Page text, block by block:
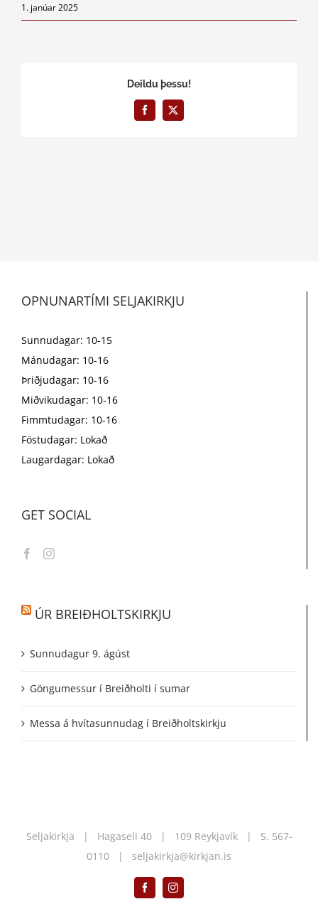
1. janúar 2025
Deildu þessu!
Facebook
X
OPNUNARTÍMI SELJAKIRKJU
Sunnudagar: 10-15
Mánudagar: 10-16
Þriðjudagar: 10-16
Miðvikudagar: 10-16
Fimmtudagar: 10-16
Föstudagar: Lokað
Laugardagar: Lokað
GET SOCIAL
ÚR BREIÐHOLTSKIRKJU
Sunnudagur 9. ágúst
Göngumessur í Breiðholti í sumar
Messa á hvítasunnudag í Breiðholtskirkju
Seljakirkja | Hagaseli 40 | 109 Reykjavík | S. 567-
0110 | seljakirkja@kirkjan.is
FacebookInstagram